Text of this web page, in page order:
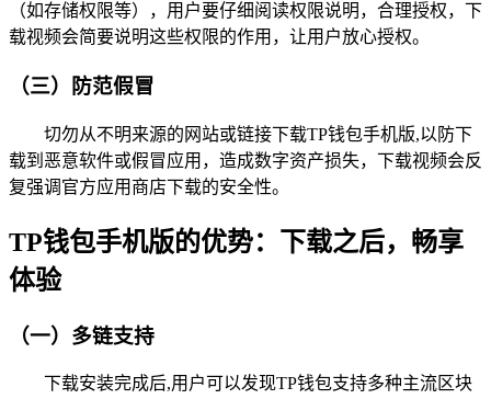
（如存储权限等），用户要仔细阅读权限说明，合理授权，下
载视频会简要说明这些权限的作用，让用户放心授权。
（三）防范假冒
切勿从不明来源的网站或链接下载TP钱包手机版,以防下
载到恶意软件或假冒应用，造成数字资产损失，下载视频会反
复强调官方应用商店下载的安全性。
TP钱包手机版的优势：下载之后，畅享
体验
（一）多链支持
下载安装完成后,用户可以发现TP钱包支持多种主流区块